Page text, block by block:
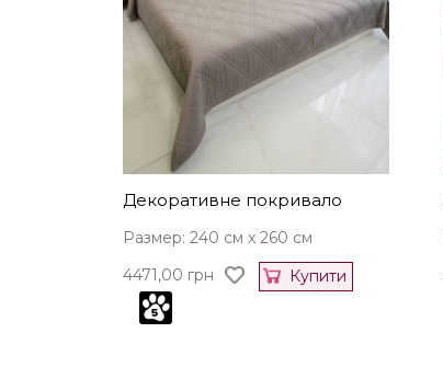
Декоративне покривало
Размер: 240 см x 260 см
4471,00 грн Купити